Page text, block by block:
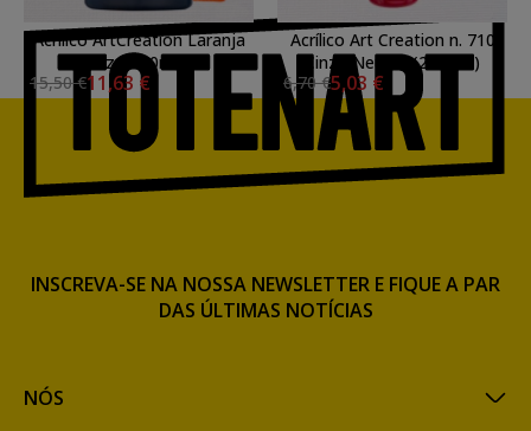
Acrilico ArtCreation Laranja
azo 750ml.
15,50 €11,63 €
Acrílico Art Creation n. 710
Cinza Neutro (200 ml.)
6,70 €5,03 €
NÓS
INSCREVA-SE NA NOSSA NEWSLETTER E FIQUE A PAR
DAS ÚLTIMAS NOTÍCIAS